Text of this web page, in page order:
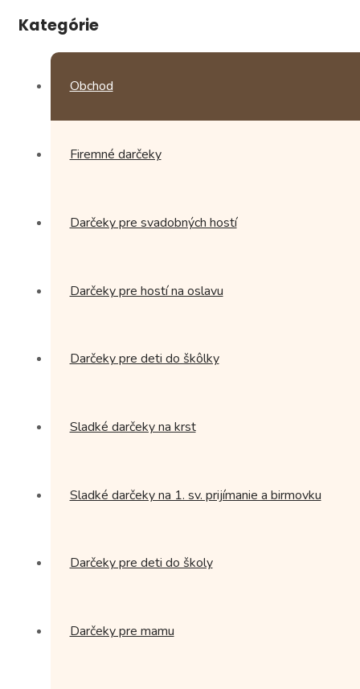
Kategórie
Obchod
Firemné darčeky
Darčeky pre svadobných hostí
Darčeky pre hostí na oslavu
Darčeky pre deti do škôlky
Sladké darčeky na krst
Sladké darčeky na 1. sv. prijímanie a birmovku
Darčeky pre deti do školy
Darčeky pre mamu